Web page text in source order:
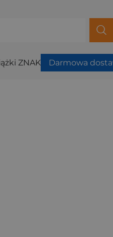
ZNAK Darmowa